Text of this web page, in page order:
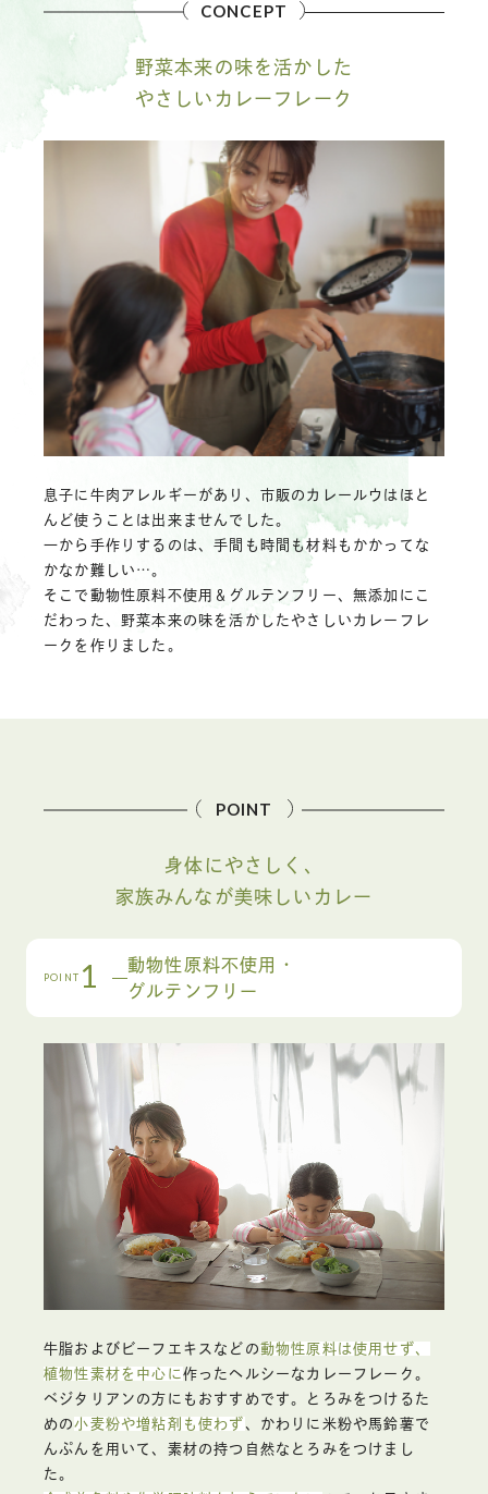
CONCEPT
野菜本来の味を活かした
やさしいカレーフレーク
息子に牛肉アレルギーがあり、市販のカレールウはほと
んど使うことは出来ませんでした。
一から手作りするのは、手間も時間も材料もかかってな
かなか難しい…。
そこで動物性原料不使用＆グルテンフリー、無添加にこ
だわった、野菜本来の味を活かしたやさしいカレーフレ
ークを作りました。
POINT
身体にやさしく、
家族みんなが美味しいカレー
POINT 1
動物性原料不使用・
グルテンフリー
牛脂およびビーフエキスなどの動物性原料は使用せず、
植物性素材を中心に作ったヘルシーなカレーフレーク。
ベジタリアンの方にもおすすめです。とろみをつけるた
めの小麦粉や増粘剤も使わず 、かわりに米粉や馬鈴薯で
んぷんを用いて、素材の持つ自然なとろみをつけまし
た。